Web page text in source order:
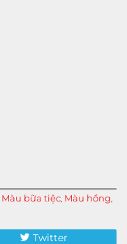
Màu bữa tiệc, Màu hồng,
Twitter